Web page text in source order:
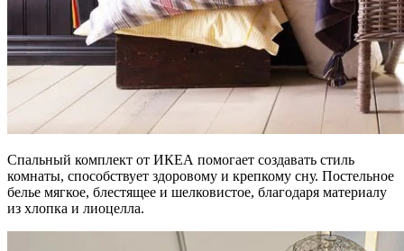
Спальный комплект от ИКЕА помогает создавать стиль
комнаты, способствует здоровому и крепкому сну. Постельное
белье мягкое, блестящее и шелковистое, благодаря материалу
из хлопка и лиоцелла.